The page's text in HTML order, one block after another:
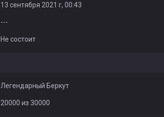
13 сентября 2021 г, 00:43
---
Не состоит
Легендарный Беркут
20000 из 30000